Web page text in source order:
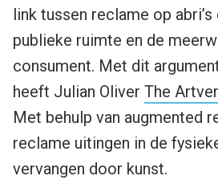
link tussen reclame op
publieke ruimte en de
consument. Met dit
heeft Julian Oliver The
Met behulp van augmented
reclame uitingen in de
vervangen door kunst.